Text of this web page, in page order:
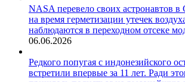
NASA перевело своих астронавтов в
на время герметизации утечек
наблюдаются в переходном отсеке
06.06.2026
Редкого попугая с индонезийского
встретили впервые за 11 лет. Ради